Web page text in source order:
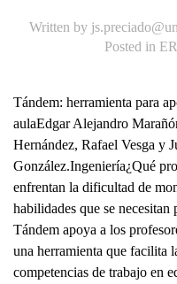
Written by
Posted in
Tándem: herramienta para
aulaEdgar Alejandro
Hernández, Rafael Vesga y
González.Ingeniería¿Qué
enfrentan la dificultad de
habilidades que se
Tándem apoya a los
una herramienta que facilita
competencias de trabajo en